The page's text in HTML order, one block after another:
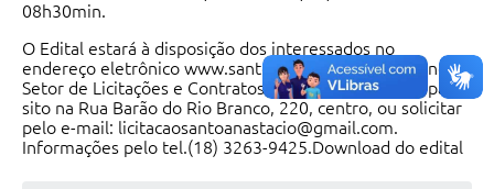
08h30min.
O Edital estará à disposição dos interessados no
endereço eletrônico www.santoanastacio.sp.gov.br, no
Setor de Licitações e Contratos da Prefeitura Municipal,
sito na Rua Barão do Rio Branco, 220, centro, ou solicitar
pelo e-mail: licitacaosantoanastacio@gmail.com.
Informações pelo tel.(18) 3263-9425.Download do edital